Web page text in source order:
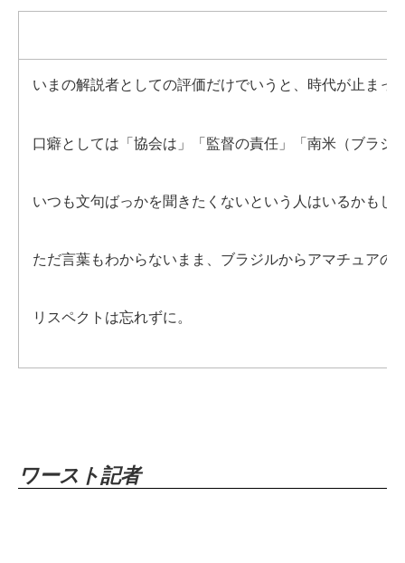
いまの解説者としての評価だけでいうと、時代が止まっ
口癖としては「協会は」「監督の責任」「南米（ブラ
いつも文句ばっかを聞きたくないという人はいるかもし
ただ言葉もわからないまま、ブラジルからアマチュア
リスペクトは忘れずに。
ワースト記者